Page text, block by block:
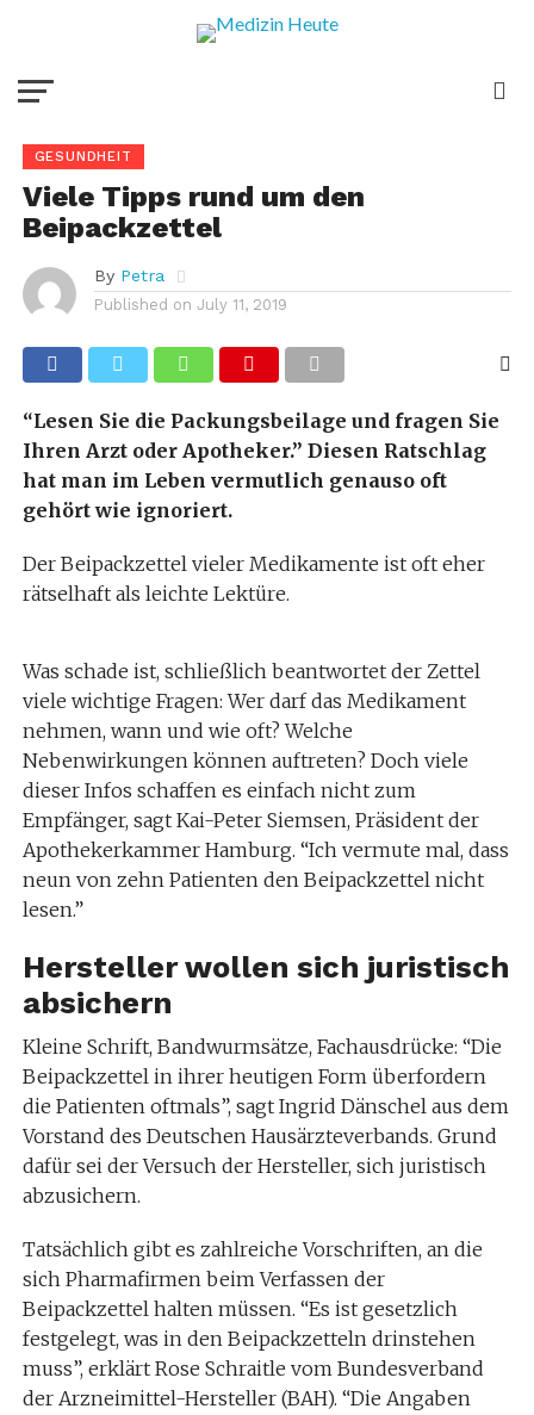
GESUNDHEIT
Viele Tipps rund um den
Beipackzettel
By Petra
Published on July 11, 2019
“Lesen Sie die Packungsbeilage und fragen Sie
Ihren Arzt oder Apotheker.” Diesen Ratschlag
hat man im Leben vermutlich genauso oft
gehört wie ignoriert.
Der Beipackzettel vieler Medikamente ist oft eher
rätselhaft als leichte Lektüre.
Was schade ist, schließlich beantwortet der Zettel
viele wichtige Fragen: Wer darf das Medikament
nehmen, wann und wie oft? Welche
Nebenwirkungen können auftreten? Doch viele
dieser Infos schaffen es einfach nicht zum
Empfänger, sagt Kai-Peter Siemsen, Präsident der
Apothekerkammer Hamburg. “Ich vermute mal, dass
neun von zehn Patienten den Beipackzettel nicht
lesen.”
Hersteller wollen sich juristisch
absichern
Kleine Schrift, Bandwurmsätze, Fachausdrücke: “Die
Beipackzettel in ihrer heutigen Form überfordern
die Patienten oftmals”, sagt Ingrid Dänschel aus dem
Vorstand des Deutschen Hausärzteverbands. Grund
dafür sei der Versuch der Hersteller, sich juristisch
abzusichern.
Tatsächlich gibt es zahlreiche Vorschriften, an die
sich Pharmafirmen beim Verfassen der
Beipackzettel halten müssen. “Es ist gesetzlich
festgelegt, was in den Beipackzetteln drinstehen
muss”, erklärt Rose Schraitle vom Bundesverband
der Arzneimittel-Hersteller (BAH). “Die Angaben